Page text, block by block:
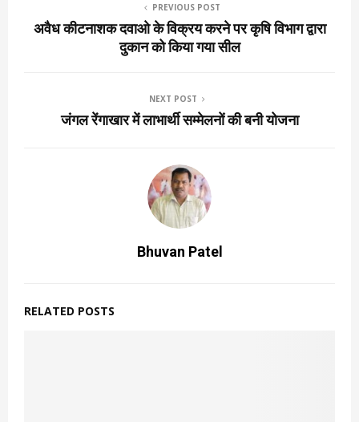
PREVIOUS POST
अवैध कीटनाशक दवाओ के विक्रय करने पर कृषि विभाग द्वारा
दुकान को किया गया सील
NEXT POST
जंगल रेंगाखार में लाभार्थी सम्मेलनों की बनी योजना
Bhuvan Patel
RELATED POSTS